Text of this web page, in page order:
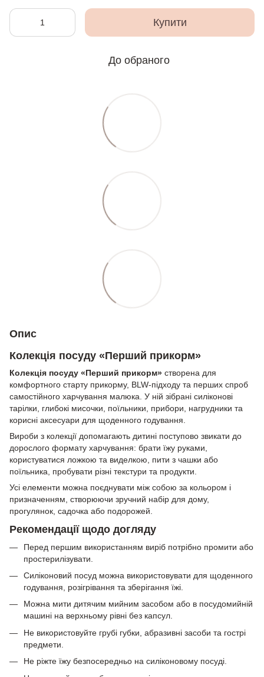
Купити
До обраного
Опис
Колекція посуду «Перший прикорм»
Колекція посуду «Перший прикорм» створена для
комфортного старту прикорму, BLW-підходу та перших спроб
самостійного харчування малюка. У ній зібрані силіконові
тарілки, глибокі мисочки, поїльники, прибори, нагрудники та
корисні аксесуари для щоденного годування.
Вироби з колекції допомагають дитині поступово звикати до
дорослого формату харчування: брати їжу руками,
користуватися ложкою та виделкою, пити з чашки або
поїльника, пробувати різні текстури та продукти.
Усі елементи можна поєднувати між собою за кольором і
призначенням, створюючи зручний набір для дому,
прогулянок, садочка або подорожей.
Рекомендації щодо догляду
Перед першим використанням виріб потрібно промити або
простерилізувати.
Силіконовий посуд можна використовувати для щоденного
годування, розігрівання та зберігання їжі.
Можна мити дитячим мийним засобом або в посудомийній
машині на верхньому рівні без капсул.
Не використовуйте грубі губки, абразивні засоби та гострі
предмети.
Не ріжте їжу безпосередньо на силіконовому посуді.